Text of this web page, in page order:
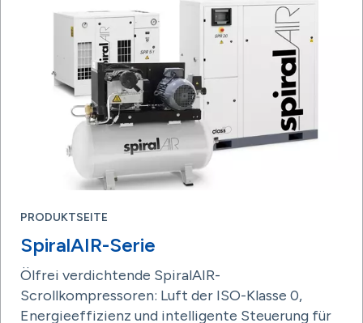
PRODUKTSEITE
SpiralAIR-Serie
Ölfrei verdichtende SpiralAIR-
Scrollkompressoren: Luft der ISO-Klasse 0,
Energieeffizienz und intelligente Steuerung für